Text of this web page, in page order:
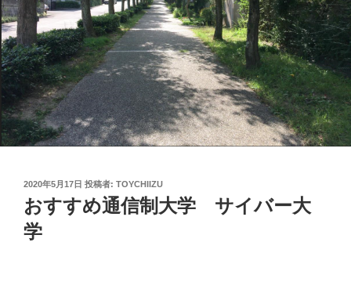
投
稿
日:
2020年5月17日 投稿者: TOYCHIIZU
おすすめ通信制大学 サイバー大
学